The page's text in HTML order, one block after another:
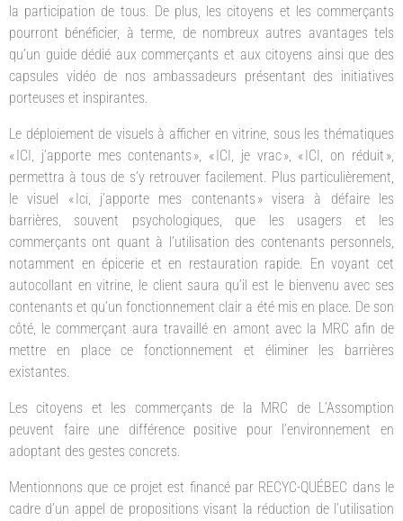
la participation de tous. De plus, les citoyens et les commerçants
pourront bénéficier, à terme, de nombreux autres avantages tels
qu’un guide dédié aux commerçants et aux citoyens ainsi que des
capsules vidéo de nos ambassadeurs présentant des initiatives
porteuses et inspirantes.
Le déploiement de visuels à afficher en vitrine, sous les thématiques
« ICI, j’apporte mes contenants », « ICI, je vrac », « ICI, on réduit »,
permettra à tous de s’y retrouver facilement. Plus particulièrement,
le visuel « Ici, j’apporte mes contenants » visera à défaire les
barrières, souvent psychologiques, que les usagers et les
commerçants ont quant à l’utilisation des contenants personnels,
notamment en épicerie et en restauration rapide. En voyant cet
autocollant en vitrine, le client saura qu’il est le bienvenu avec ses
contenants et qu’un fonctionnement clair a été mis en place. De son
côté, le commerçant aura travaillé en amont avec la MRC afin de
mettre en place ce fonctionnement et éliminer les barrières
existantes.
Les citoyens et les commerçants de la MRC de L’Assomption
peuvent faire une différence positive pour l’environnement en
adoptant des gestes concrets.
Mentionnons que ce projet est financé par RECYC-QUÉBEC dans le
cadre d’un appel de propositions visant la réduction de l’utilisation